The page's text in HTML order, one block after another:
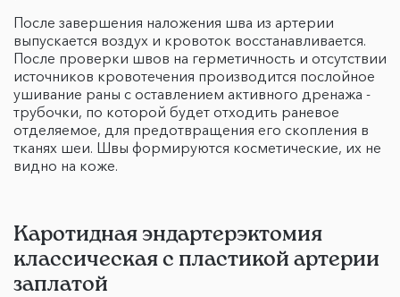
После завершения наложения шва из артерии
выпускается воздух и кровоток восстанавливается.
После проверки швов на герметичность и отсутствии
источников кровотечения производится послойное
ушивание раны с оставлением активного дренажа -
трубочки, по которой будет отходить раневое
отделяемое, для предотвращения его скопления в
тканях шеи. Швы формируются косметические, их не
видно на коже.
Каротидная эндартерэктомия
классическая с пластикой артерии
заплатой